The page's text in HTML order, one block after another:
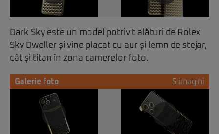
Dark Sky este un model potrivit alături de Rolex
Sky Dweller și vine placat cu aur și lemn de stejar,
cât și titan în zona camerelor foto.
Galerie foto 5 imagini